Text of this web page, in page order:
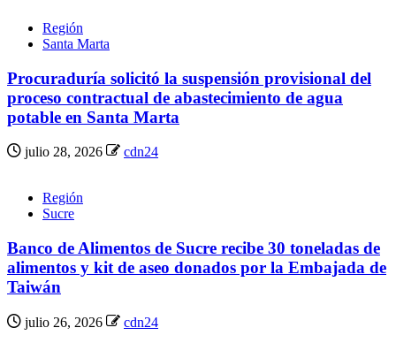
Región
Santa Marta
Procuraduría solicitó la suspensión provisional del
proceso contractual de abastecimiento de agua
potable en Santa Marta
julio 28, 2026 cdn24
Región
Sucre
Banco de Alimentos de Sucre recibe 30 toneladas de
alimentos y kit de aseo donados por la Embajada de
Taiwán
julio 26, 2026 cdn24